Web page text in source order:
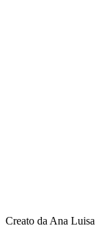
Creato da Ana Luisa